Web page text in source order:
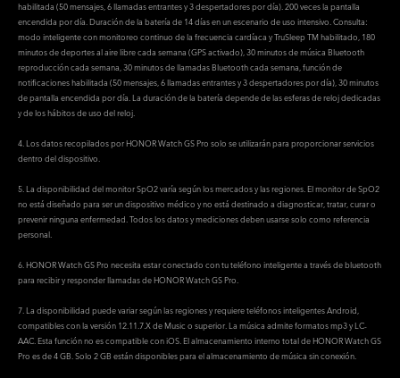
habilitada (50 mensajes, 6 llamadas entrantes y 3 despertadores por día). 200 veces la pantalla
encendida por día. Duración de la batería de 14 días en un escenario de uso intensivo. Consulta:
modo inteligente con monitoreo continuo de la frecuencia cardíaca y TruSleep TM habilitado, 180
minutos de deportes al aire libre cada semana (GPS activado), 30 minutos de música Bluetooth
reproducción cada semana, 30 minutos de llamadas Bluetooth cada semana, función de
notificaciones habilitada (50 mensajes, 6 llamadas entrantes y 3 despertadores por día), 30 minutos
de pantalla encendida por día. La duración de la batería depende de las esferas de reloj dedicadas
y de los hábitos de uso del reloj.
4. Los datos recopilados por HONOR Watch GS Pro solo se utilizarán para proporcionar servicios
dentro del dispositivo.
5. La disponibilidad del monitor SpO2 varía según los mercados y las regiones. El monitor de SpO2
no está diseñado para ser un dispositivo médico y no está destinado a diagnosticar, tratar, curar o
prevenir ninguna enfermedad. Todos los datos y mediciones deben usarse solo como referencia
personal.
6. HONOR Watch GS Pro necesita estar conectado con tu teléfono inteligente a través de bluetooth
para recibir y responder llamadas de HONOR Watch GS Pro.
7. La disponibilidad puede variar según las regiones y requiere teléfonos inteligentes Android,
compatibles con la versión 12.11.7.X de Music o superior. La música admite formatos mp3 y LC-
AAC. Esta función no es compatible con iOS. El almacenamiento interno total de HONOR Watch GS
Pro es de 4 GB. Solo 2 GB están disponibles para el almacenamiento de música sin conexión.